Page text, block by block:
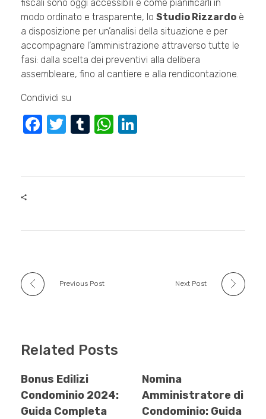
fiscali sono oggi accessibili e come pianificarli in
modo ordinato e trasparente, lo Studio Rizzardo è
a disposizione per un’analisi della situazione e per
accompagnare l’amministrazione attraverso tutte le
fasi: dalla scelta dei preventivi alla delibera
assembleare, fino al cantiere e alla rendicontazione.
Condividi su
F
e
o
T
er
T
bl
W
s
p
e
Previous Post Next Post
Related Posts
Bonus Edilizi
Condominio 2024:
Guida Completa
Nomina
Amministratore di
Condominio: Guida